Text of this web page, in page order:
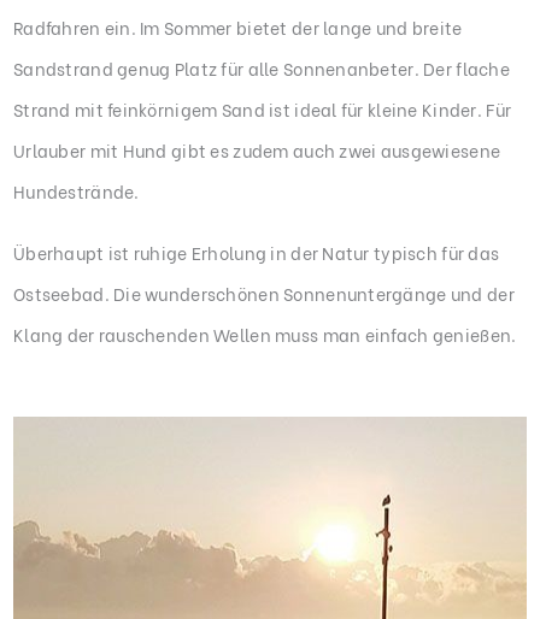
Radfahren ein. Im Sommer bietet der lange und breite
Sandstrand genug Platz für alle Sonnenanbeter. Der flache
Strand mit feinkörnigem Sand ist ideal für kleine Kinder. Für
Urlauber mit Hund gibt es zudem auch zwei ausgewiesene
Hundestrände.
Überhaupt ist ruhige Erholung in der Natur typisch für das
Ostseebad. Die wunderschönen Sonnenuntergänge und der
Klang der rauschenden Wellen muss man einfach genießen.